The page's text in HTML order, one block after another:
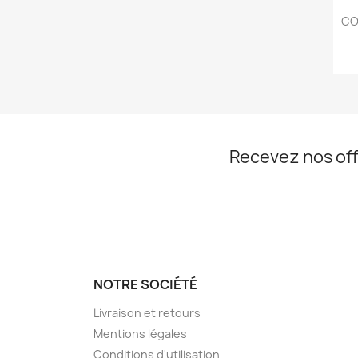
Recevez nos
NOTRE SOCIÉTÉ
Livraison et retours
Mentions légales
Conditions d'utilisation